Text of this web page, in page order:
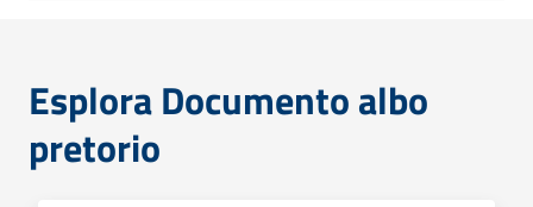
Esplora Documento albo
pretorio